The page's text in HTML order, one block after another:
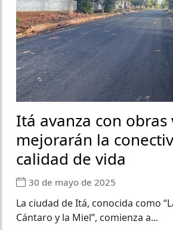
Itá avanza con obras
mejorarán la
calidad de vida
30 de mayo de 2025
La ciudad de Itá, conocida como
Cántaro y la Miel”, comienza a...